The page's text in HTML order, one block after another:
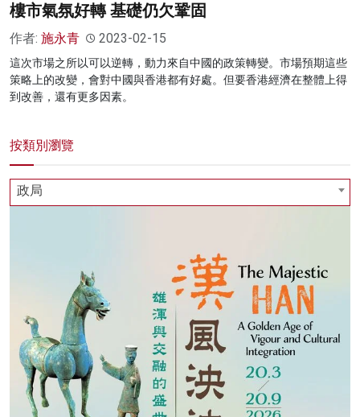
樓市氣氛好轉 基礎仍欠鞏固
作者: 施永青 2023-02-15
這次市場之所以可以逆轉，動力來自中國的政策轉變。市場預期這些
策略上的改變，會對中國與香港都有好處。但要香港經濟在整體上得
到改善，還有更多因素。
按類別瀏覽
政局